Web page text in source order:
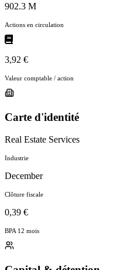
902.3 M
Actions en circulation
3,92 €
Valeur comptable / action
Carte d'identité
Real Estate Services
Industrie
December
Clôture fiscale
0,39 €
BPA 12 mois